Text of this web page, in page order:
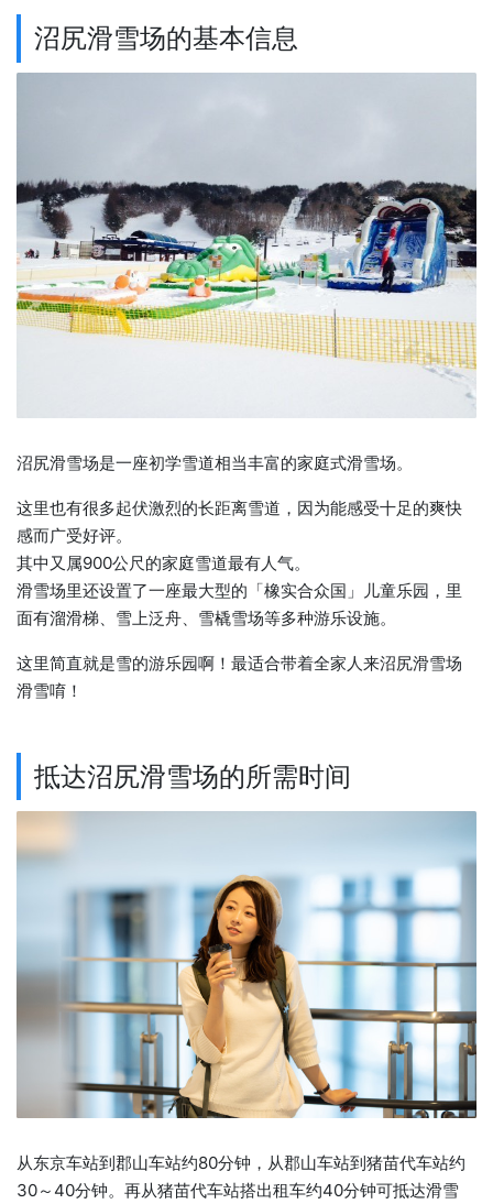
沼尻滑雪场的基本信息
沼尻滑雪场是一座初学雪道相当丰富的家庭式滑雪场。
这里也有很多起伏激烈的长距离雪道，因为能感受十足的爽快
感而广受好评。
其中又属900公尺的家庭雪道最有人气。
滑雪场里还设置了一座最大型的「橡实合众国」儿童乐园，里
面有溜滑梯、雪上泛舟、雪橇雪场等多种游乐设施。
这里简直就是雪的游乐园啊！最适合带着全家人来沼尻滑雪场
滑雪唷！
抵达沼尻滑雪场的所需时间
从东京车站到郡山车站约80分钟，从郡山车站到猪苗代车站约
30～40分钟。再从猪苗代车站搭出租车约40分钟可抵达滑雪